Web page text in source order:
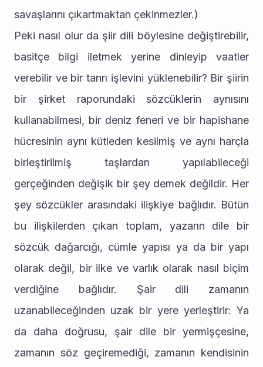
savaşlarını çıkartmaktan çekinmezler.)
Peki nasıl olur da şiir dili böylesine değiştirebilir,
basitçe bilgi iletmek yerine dinleyip vaatler
verebilir ve bir tanrı işlevini yüklenebilir? Bir şiirin
bir şirket raporundaki sözcüklerin aynısını
kullanabilmesi, bir deniz feneri ve bir hapishane
hücresinin aynı kütleden kesilmiş ve aynı harçla
birleştirilmiş taşlardan yapılabileceği
gerçeğinden değişik bir şey demek değildir. Her
şey sözcükler arasındaki ilişkiye bağlıdır. Bütün
bu ilişkilerden çıkan toplam, yazarın dile bir
sözcük dağarcığı, cümle yapısı ya da bir yapı
olarak değil, bir ilke ve varlık olarak nasıl biçim
verdiğine bağlıdır. Şair dili zamanın
uzanabileceğinden uzak bir yere yerleştirir: Ya
da daha doğrusu, şair dile bir yermişçesine,
zamanın söz geçiremediği, zamanın kendisinin